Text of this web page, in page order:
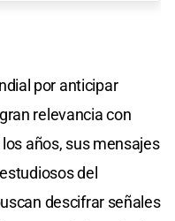
por anticipar
relevancia con
años, sus mensajes
del
descifrar señales